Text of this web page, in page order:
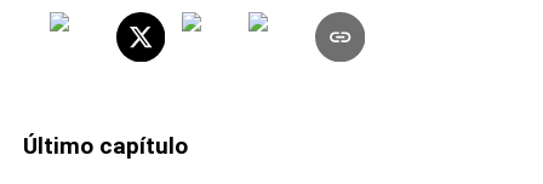
Último capítulo